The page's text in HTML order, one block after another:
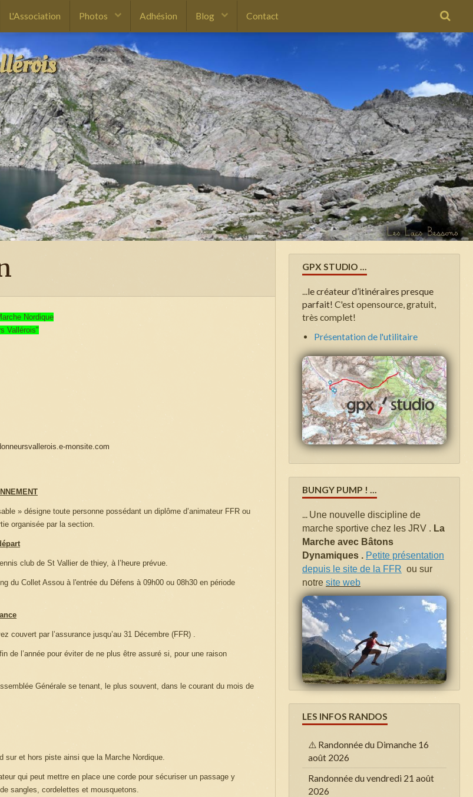
L'Association Photos Adhésion Blog Contact
Nordique
Vallérois"
monsite.com
» désigne toute personne possédant un diplôme d’animateur FFR ou
organisée par la section.
club de St Vallier de thiey, à l’heure prévue.
du Collet Assou à l'entrée du Défens à 09h00 ou 08h30 en période
par l’assurance jusqu’au 31 Décembre (FFR) .
de l’année pour éviter de ne plus être assuré si, pour une raison
Générale se tenant, le plus souvent, dans le courant du mois de
et hors piste ainsi que la Marche Nordique.
qui peut mettre en place une corde pour sécuriser un passage y
sangles, cordelettes et mousquetons.
GPX STUDIO ...
...le créateur d’itinéraires presque
parfait! C'est opensource, gratuit,
très complet!
Présentation de l'utilitaire
BUNGY PUMP ! ...
... Une nouvelle discipline de
marche sportive chez les JRV . La
Marche avec Bâtons
Dynamiques . Petite présentation
depuis le site de la FFR ou sur
notre site web
LES INFOS RANDOS
⚠️ Randonnée du Dimanche 16
août 2026
Randonnée du vendredi 21 août
2026